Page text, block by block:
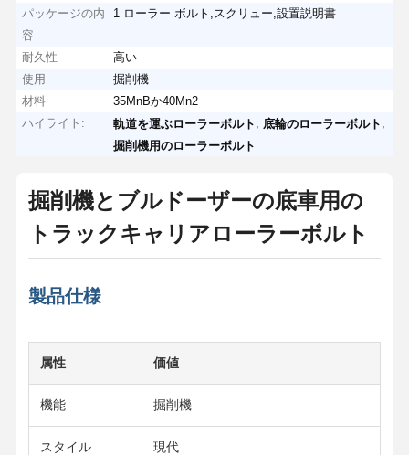
パッケージの内
容
1 ローラー ボルト,スクリュー,設置説明書
耐久性
高い
使用
掘削機
材料
35MnBか40Mn2
ハイライト:
軌道を運ぶローラーボルト 底輪のローラーボルト
掘削機用のローラーボルト
掘削機とブルドーザーの底車用の
トラックキャリアローラーボルト
製品仕様
属性 価値
機能 掘削機
スタイル 現代